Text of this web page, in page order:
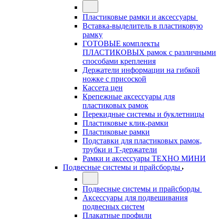
Пластиковые рамки и аксессуары
Вставка-выделитель в пластиковую
рамку
ГОТОВЫЕ комплекты
ПЛАСТИКОВЫХ рамок с различными
способами крепления
Держатели информации на гибкой
ножке с присоской
Кассета цен
Крепежные аксессуары для
пластиковых рамок
Перекидные системы и буклетницы
Пластиковые клик-рамки
Пластиковые рамки
Подставки для пластиковых рамок,
трубки и Т-держатели
Рамки и аксессуары ТЕХНО МИНИ
Подвесные системы и прайсборды
Подвесные системы и прайсборды
Аксессуары для подвешивания
подвесных систем
Плакатные профили